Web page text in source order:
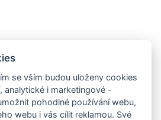
Jezerní
Svahu 157
04 Železná ruda
se vším budou uloženy cookies
analytické i marketingové -
pohodlné používání webu,
webu i vás cílit reklamou. Své